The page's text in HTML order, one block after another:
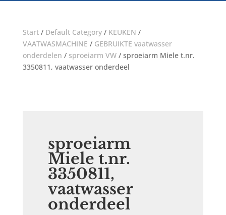
Start/ Default Category/ KEUKEN /
VAATWASMACHINE / GEBRUIKTE vaatwasser
onderdelen / sproeiarm VW/ sproeiarm Miele t.nr.
3350811, vaatwasser onderdeel
sproeiarm
Miele t.nr.
3350811,
vaatwasser
onderdeel